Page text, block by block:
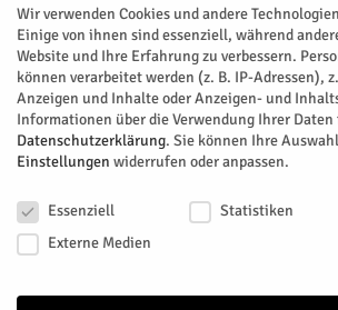
« Alle Veranstaltungen
Diese Veranstaltung hat bereits stattgefunden.
Monsieur Aznavour
Wir verwenden Cookies und andere
Einige von ihnen sind essenziell, während
Website und Ihre Erfahrung zu verbessern.
können verarbeitet werden (z. B. IP-Adressen),
Anzeigen und Inhalte oder Anzeigen- und
Informationen über die Verwendung Ihrer
Datenschutzerklärung. Sie können Ihre
Einstellungen widerrufen oder anpassen.
Essenziell
Statistiken
Externe Medien